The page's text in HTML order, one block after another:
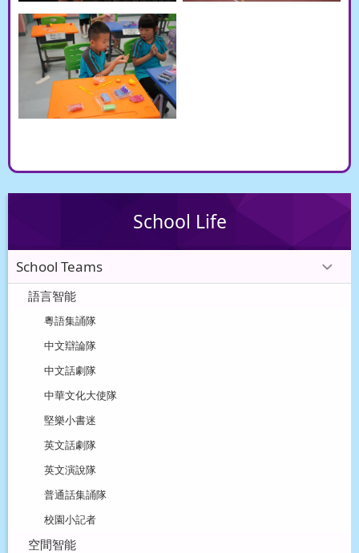
School Life
School Teams
語言智能
粵語集誦隊
中文辯論隊
中文話劇隊
中華文化大使隊
堅樂小書迷
英文話劇隊
英文演說隊
普通話集誦隊
校園小記者
空間智能